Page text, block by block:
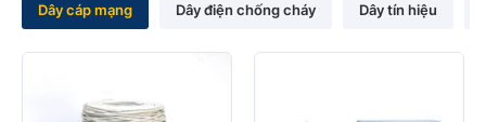
Dây cáp mạng Dây điện chống cháy Dây tín hiệu